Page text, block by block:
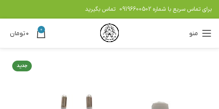
برای تماس سریع با شماره 09196600502 تماس بگیرید
منو 0 ۰تومان
جدید